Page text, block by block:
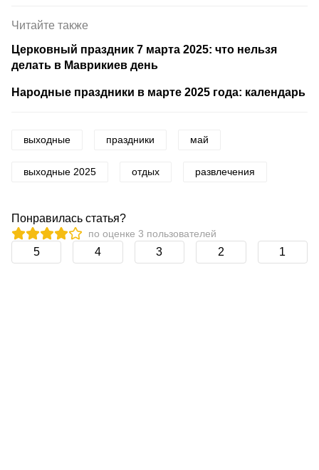
Читайте также
Церковный праздник 7 марта 2025: что нельзя
делать в Маврикиев день
Народные праздники в марте 2025 года: календарь
выходные праздники май
выходные 2025 отдых развлечения
Понравилась статья?
по оценке 3 пользователей
5 4 3 2 1